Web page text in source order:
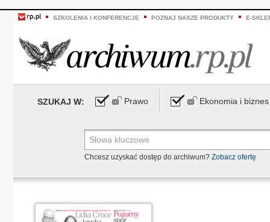
SZKOLENIA I KONFERENCJE POZNAJ NASZE PRODUKTY E-
SZUKAJ W: Prawo Ekonomia i biznes
Chcesz uzyskać dostęp do archiwum? Zobacz ofertę